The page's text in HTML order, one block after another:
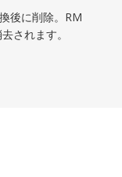
後に削除。RM
されます。